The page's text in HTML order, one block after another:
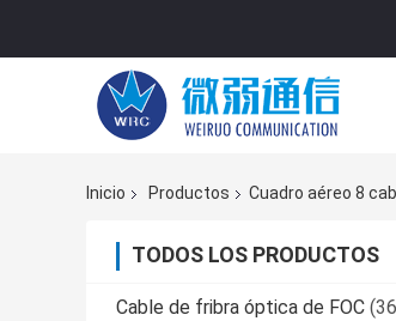
Inicio
Productos Cuadro aéreo 8
TODOS LOS PRODUCTOS
Cable de fribra óptica de FOC